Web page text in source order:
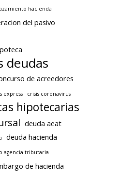
hacienda
del pasivo
deudas
de acreedores
express crisis coronavirus
hipotecarias
deuda aeat
deuda hacienda
agencia tributaria
de hacienda